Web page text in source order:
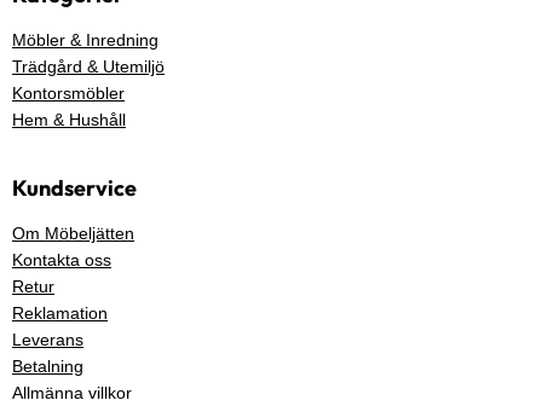
Möbler & Inredning
Trädgård & Utemiljö
Kontorsmöbler
Hem & Hushåll
Kundservice
Om Möbeljätten
Kontakta oss
Retur
Reklamation
Leverans
Betalning
Allmänna villkor